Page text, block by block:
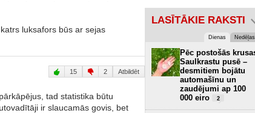
luksafors būs ar sejas
15 2 Atbildēt
tad statistika būtu
ir slaucamās govis, bet
LASĪTĀKIE RAKSTI
Dienas Nedēļas
Pēc postošās
Saulkrastu pusē –
desmitiem bojātu
automašīnu un
zaudējumi ap 100
000 eiro
2